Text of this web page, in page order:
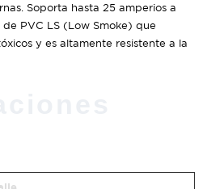
Soporta hasta 25 amperios a
PVC LS (Low Smoke) que
y es altamente resistente a la